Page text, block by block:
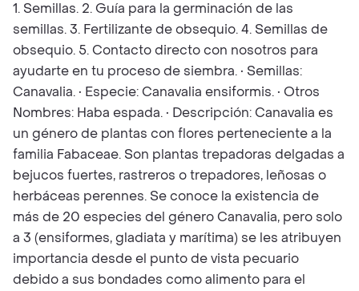
1. Semillas. 2. Guía para la germinación de las
semillas. 3. Fertilizante de obsequio. 4. Semillas de
obsequio. 5. Contacto directo con nosotros para
ayudarte en tu proceso de siembra. • Semillas:
Canavalia. • Especie: Canavalia ensiformis. • Otros
Nombres: Haba espada. • Descripción: Canavalia es
un género de plantas con flores perteneciente a la
familia Fabaceae. Son plantas trepadoras delgadas a
bejucos fuertes, rastreros o trepadores, leñosas o
herbáceas perennes. Se conoce la existencia de
más de 20 especies del género Canavalia, pero solo
a 3 (ensiformes, gladiata y marítima) se les atribuyen
importancia desde el punto de vista pecuario
debido a sus bondades como alimento para el